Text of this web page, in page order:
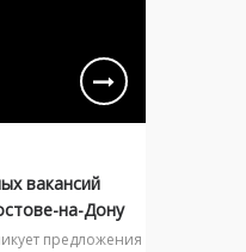
вакансий
на-Дону
предложения